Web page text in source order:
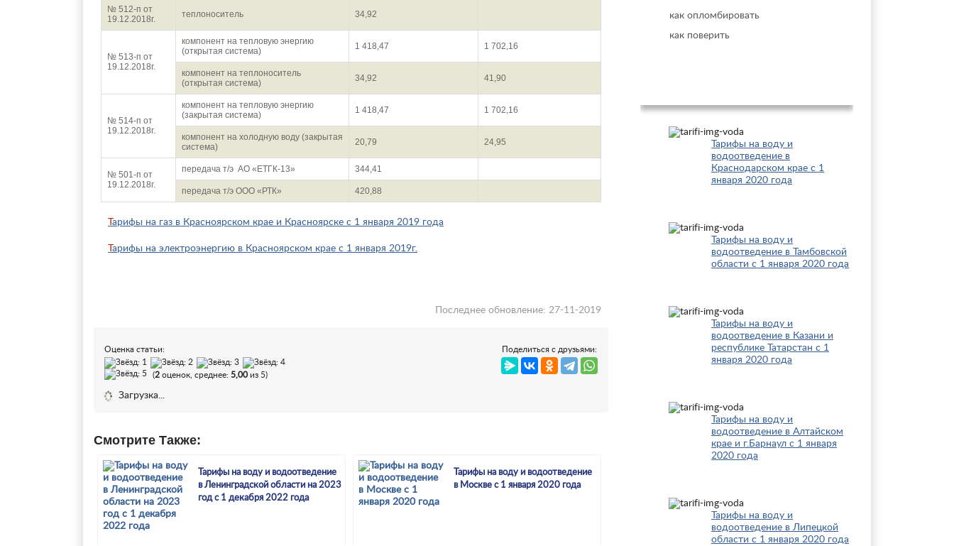
№ 512-п от
19.12.2018г.
теплоноситель 34,92
№ 513-п от
19.12.2018г.
компонент на тепловую энергию
(открытая система)
1 418,47 1 702,16
компонент на теплоноситель
(открытая система)
34,92 41,90
№ 514-п от
19.12.2018г.
компонент на тепловую энергию
(закрытая система)
1 418,47 1 702,16
компонент на холодную воду (закрытая
система)
20,79 24,95
№ 501-п от
19.12.2018г.
передача т/э АО «ЕТГК-13» 344,41
передача т/э ООО «РТК» 420,88
Тарифы на газ в Красноярском крае и Красноярске с 1 января 2019 года
Тарифы на электроэнергию в Красноярском крае с 1 января 2019г.
Последнее обновление: 27-11-2019
Оценка статьи:
(2 оценок, среднее: 5,00 из 5)
Загрузка...
Поделиться с друзьями:
Смотрите Также:
Тарифы на воду и водоотведение
в Ленинградской области на 2023
год с 1 декабря 2022 года
Тарифы на воду и водоотведение
в Москве с 1 января 2020 года
как опломбировать
как поверить
Тарифы на воду и
водоотведение в
Краснодарском крае с 1
января 2020 года
Тарифы на воду и
водоотведение в Тамбовской
области с 1 января 2020 года
Тарифы на воду и
водоотведение в Казани и
республике Татарстан с 1
января 2020 года
Тарифы на воду и
водоотведение в Алтайском
крае и г.Барнаул с 1 января
2020 года
Тарифы на воду и
водоотведение в Липецкой
области с 1 января 2020 года